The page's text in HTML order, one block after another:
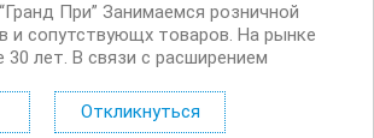
При” Занимаемся розничной
и сопутствующх товаров. На рынке
30 лет. В связи с расширением
“Это не подработка!” Мы ищем
роста....
Откликнуться